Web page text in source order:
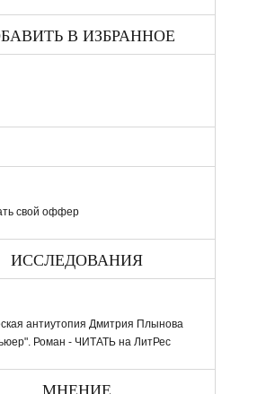
В ИЗБРАННОЕ
свой оффер
ИССЛЕДОВАНИЯ
антиутопия Дмитрия Плынова
Роман - ЧИТАТЬ на ЛитРес